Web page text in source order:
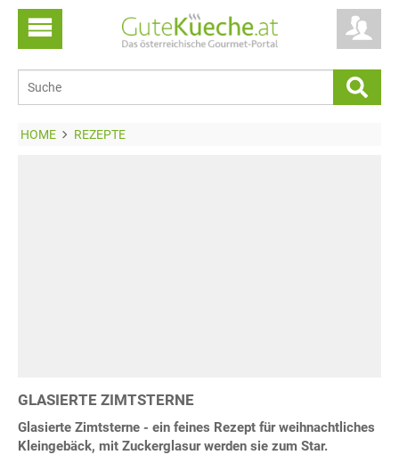
HOME REZEPTE
GLASIERTE ZIMTSTERNE
Glasierte Zimtsterne - ein feines Rezept für weihnachtliches
Kleingebäck, mit Zuckerglasur werden sie zum Star.